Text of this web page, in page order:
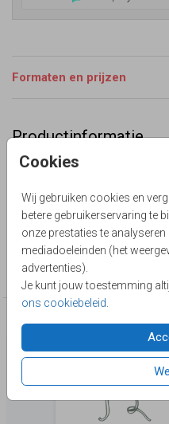
Cookies
Wij gebruiken cookies en
betere gebruikerservaring te
onze prestaties te
mediadoeleinden (het
advertenties).
Je kunt jouw toestemming
ons cookiebeleid
Formaten en prijzen
Productinformatie
Omschrijving
maan en donkerblauw
Lievez
Collectie
Chique & Klassiek
Deze producten zijn